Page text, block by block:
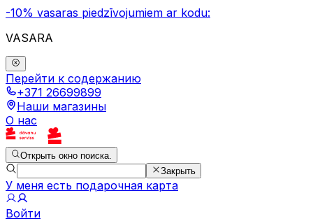
-10% vasaras piedzīvojumiem ar kodu:
VASARA
Перейти к содержанию
+371 26699899
Наши магазины
О нас
Открыть окно поиска.
Закрыть
У меня есть подарочная карта
Войти